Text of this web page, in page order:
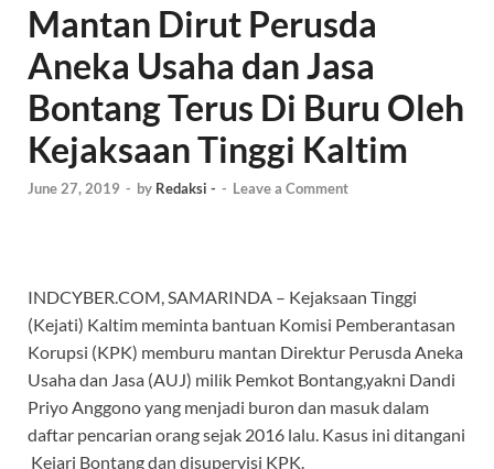
Mantan Dirut Perusda
Aneka Usaha dan Jasa
Bontang Terus Di Buru Oleh
Kejaksaan Tinggi Kaltim
June 27, 2019 - by Redaksi - - Leave a Comment
INDCYBER.COM, SAMARINDA – Kejaksaan Tinggi
(Kejati) Kaltim meminta bantuan Komisi Pemberantasan
Korupsi (KPK) memburu mantan Direktur Perusda Aneka
Usaha dan Jasa (AUJ) milik Pemkot Bontang,yakni Dandi
Priyo Anggono yang menjadi buron dan masuk dalam
daftar pencarian orang sejak 2016 lalu. Kasus ini ditangani
Kejari Bontang dan disupervisi KPK.